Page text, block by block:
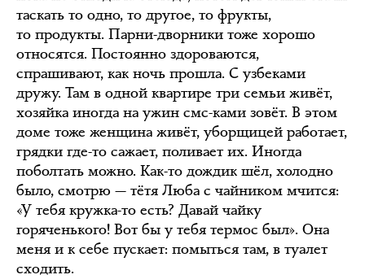
таскать то одно, то другое, то фрукты,
то продукты. Парни-дворники тоже хорошо
относятся. Постоянно здороваются,
спрашивают, как ночь прошла. С узбеками
дружу. Там в одной квартире три семьи живёт,
хозяйка иногда на ужин смс-ками зовёт. В этом
доме тоже женщина живёт, уборщицей работает,
грядки где-то сажает, поливает их. Иногда
поболтать можно. Как-то дождик шёл, холодно
было, смотрю — тётя Люба с чайником мчится:
«У тебя кружка-то есть? Давай чайку
горяченького! Вот бы у тебя термос был». Она
меня и к себе пускает: помыться там, в туалет
сходить.